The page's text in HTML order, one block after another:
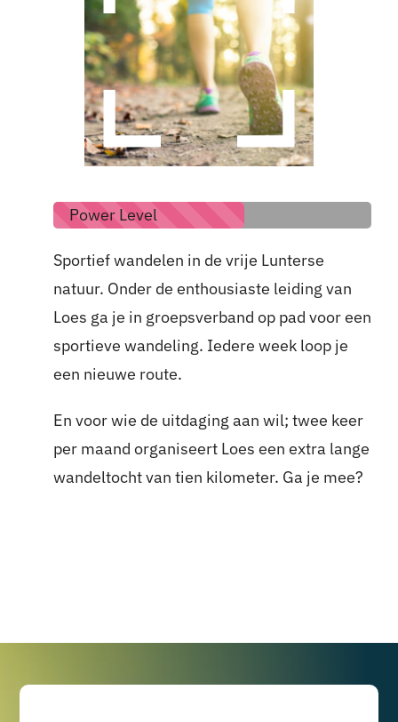
Power Level
Sportief wandelen in de vrije Lunterse
natuur. Onder de enthousiaste leiding van
Loes ga je in groepsverband op pad voor een
sportieve wandeling. Iedere week loop je
een nieuwe route.
En voor wie de uitdaging aan wil; twee keer
per maand organiseert Loes een extra lange
wandeltocht van tien kilometer. Ga je mee?